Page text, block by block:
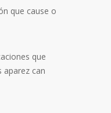
que cause o
que
can